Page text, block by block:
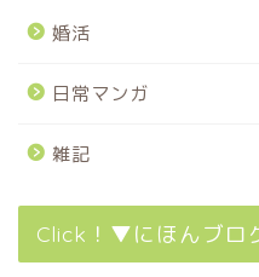
婚活
日常マンガ
雑記
Click！▼にほんブロ